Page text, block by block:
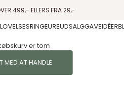
499,- ELLERS FRA 29,-
UREUDSALGGAVEIDÉER
er tom
MED AT HANDLE